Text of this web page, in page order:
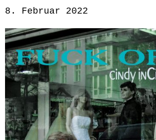
8. Februar 2022